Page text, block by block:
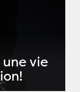
vie